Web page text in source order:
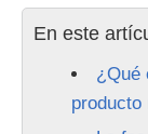
En este
¿Qué
producto